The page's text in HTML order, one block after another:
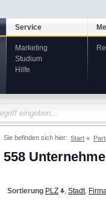
Service
Marketing
Studium
Hilfe
Sie befinden sich hier: Start
558
Sortierung PLZ Stadt,